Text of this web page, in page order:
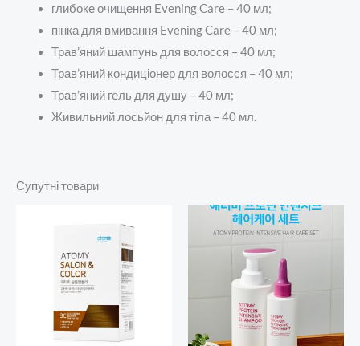
глибоке очищення Evening Care – 40 мл;
пінка для вмивання Evening Care – 40 мл;
Трав’яний шампунь для волосся – 40 мл;
Трав’яний кондиціонер для волосся – 40 мл;
Трав’яний гель для душу – 40 мл;
Живильний лосьйон для тіла – 40 мл.
Супутні товари